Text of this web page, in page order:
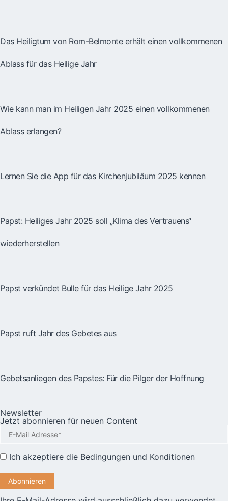
Das Heiligtum von Rom-Belmonte erhält einen vollkommenen
Ablass für das Heilige Jahr
Wie kann man im Heiligen Jahr 2025 einen vollkommenen
Ablass erlangen?
Lernen Sie die App für das Kirchenjubiläum 2025 kennen
Papst: Heiliges Jahr 2025 soll „Klima des Vertrauens“
wiederherstellen
Papst verkündet Bulle für das Heilige Jahr 2025
Papst ruft Jahr des Gebetes aus
Gebetsanliegen des Papstes: Für die Pilger der Hoffnung
Newsletter
Jetzt abonnieren für neuen Content
Ich akzeptiere die Bedingungen und Konditionen